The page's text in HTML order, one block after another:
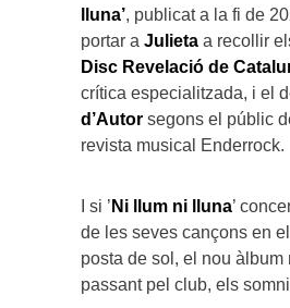
lluna’, publicat a la fi de
portar a Julieta a recollir
Disc Revelació de
crítica especialitzada, i el
d’Autor segons el públic
revista musical Enderrock.
I si ’ Ni llum ni lluna’
de les seves cançons en
posta de sol, el nou àlbum
passant pel club, els